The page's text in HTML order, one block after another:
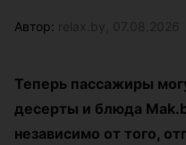
Автор:
Теперь пассажиры
десерты и блюда
независимо от того,